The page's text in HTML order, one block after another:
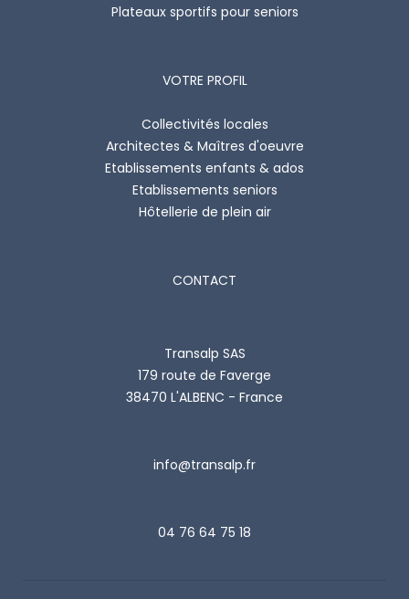
Plateaux sportifs pour seniors
VOTRE PROFIL
Collectivités locales
Architectes & Maîtres d'oeuvre
Etablissements enfants & ados
Etablissements seniors
Hôtellerie de plein air
CONTACT
Transalp SAS
179 route de Faverge
38470 L'ALBENC - France
info@transalp.fr
04 76 64 75 18